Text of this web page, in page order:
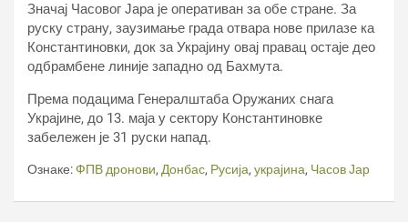
Значај Часовог Јара је оперативан за обе стране. За
руску страну, заузимање града отвара нове прилазе ка
Константиновки, док за Украјину овај правац остаје део
одбрамбене линије западно од Бахмута.
Према подацима Генералштаба Оружаних снага
Украјине, до 13. маја у сектору Константиновке
забележен је 31 руски напад.
Ознаке:ФПВ дронови, Донбас, Русија, украјина, Часов Јар